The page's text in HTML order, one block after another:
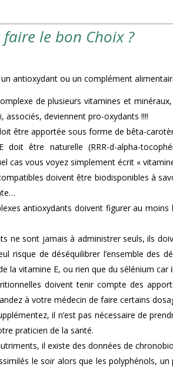
le bon Choix ?
antioxydant ou un complément
complexe de plusieurs vitamines et
associés, deviennent pro-oxydants !!!!
être apportée sous forme de bêta-
doit être naturelle (RRR-d-alpha-
cas vous voyez simplement écrit «
doivent être biodisponibles à
antioxydants doivent figurer au
ne sont jamais à administrer seuls, ils
risque de déséquilibrer l’ensemble des
la vitamine E, ou rien que du sélénium
doivent tenir compte des
à votre médecin de faire certains
il n’est pas nécessaire de
praticien de la santé.
il existe des données de
le soir alors que les polyphénols,